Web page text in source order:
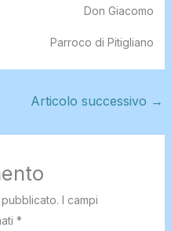
Don Giacomo
Parroco di Pitigliano
Articolo successivo →
I campi
*